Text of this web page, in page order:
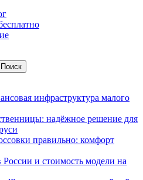
инфраструктура малого
надёжное решение для
правильно: комфорт
и стоимость модели на